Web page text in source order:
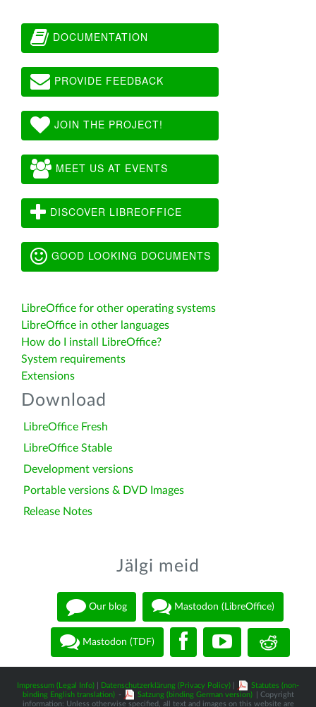
DOCUMENTATION
PROVIDE FEEDBACK
JOIN THE PROJECT!
MEET US AT EVENTS
DISCOVER LIBREOFFICE
GOOD LOOKING DOCUMENTS
LibreOffice for other operating systems
LibreOffice in other languages
How do I install LibreOffice?
System requirements
Extensions
Download
LibreOffice Fresh
LibreOffice Stable
Development versions
Portable versions & DVD Images
Release Notes
Jälgi meid
Our blog Mastodon (LibreOffice)
Mastodon (TDF)
Impressum (Legal Info) Datenschutzerklärung (Privacy Policy)
Statutes (non-
binding English translation) - Satzung (binding German version)
| Copyright
information: Unless otherwise specified, all text and images on this website are